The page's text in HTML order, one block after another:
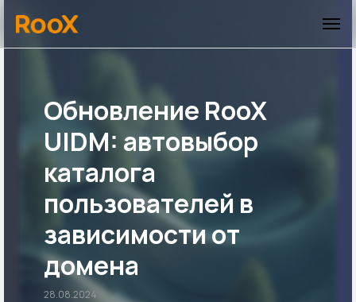
Обновление RooX
UIDM: автовыбор
каталога
пользователей в
зависимости от
домена
28.08.2024